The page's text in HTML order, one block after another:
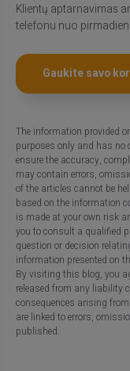
Klientų aptarnavimas
telefonu nuo
Gaukite savo
The information provided
purposes only and has no
ensure the accuracy,
may contain errors,
of the articles cannot be
based on the information
is made at your own risk
you to consult a qualified
question or decision
information presented on
By visiting this blog, you
released from any liability
consequences arising
are linked to errors,
published.